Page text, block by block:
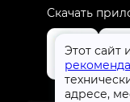
Этот сайт
адресе,
Скачать